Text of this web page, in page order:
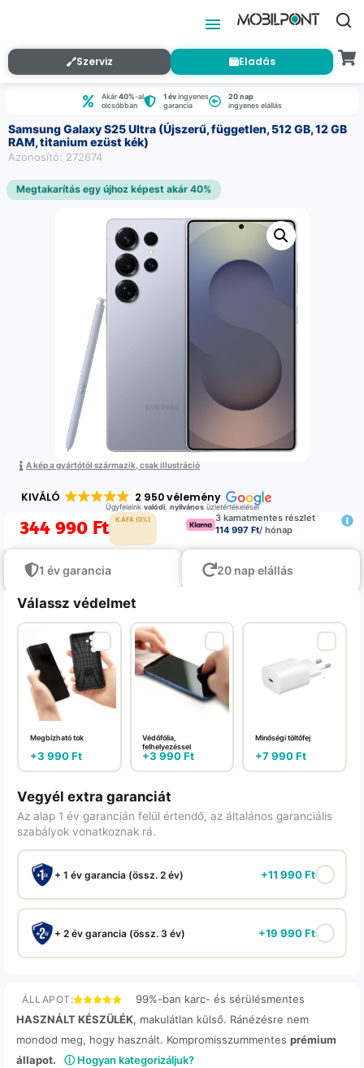
Szerviz Eladás
Akár40%-al
olcsóbban
1 évingyenes
garancia
20 nap
ingyenes elállás
Samsung Galaxy S25 Ultra (Újszerű, független, 512 GB, 12 GB
RAM, titanium ezüst kék)
Azonosító: 272674
Megtakarítás egy újhoz képest akár 40%
A kép a gyártótól származik, csak illustráció
KIVÁLÓ 2 950 vélemény
Ügyfeleink valódi, nyilvánosüzletértékelései
344 990 Ft K.ÁFA (0%)
3 kamatmentes részlet
114 997 Ft/ hónap
1 év garancia 20 nap elállás
Válassz védelmet
Megbízható tok
+3 990Ft
Védőfólia,
felhelyezéssel
+3 990Ft
Minőségi töltőfej
+7 990Ft
Vegyél extra garanciát
Az alap 1 év garancián felül értendő, az általános garanciális
szabályok vonatkoznak rá.
+ 1 év garancia (össz. 2 év) +11 990Ft
+ 2 év garancia (össz. 3 év) +19 990Ft
ÁLLAPOT:
99%-ban karc- és sérülésmentes
HASZNÁLT KÉSZÜLÉK, makulátlan külső. Ránézésre nem
mondod meg, hogy használt. Kompromisszummentes prémium
állapot.
ⓘ Hogyan kategorizáljuk?